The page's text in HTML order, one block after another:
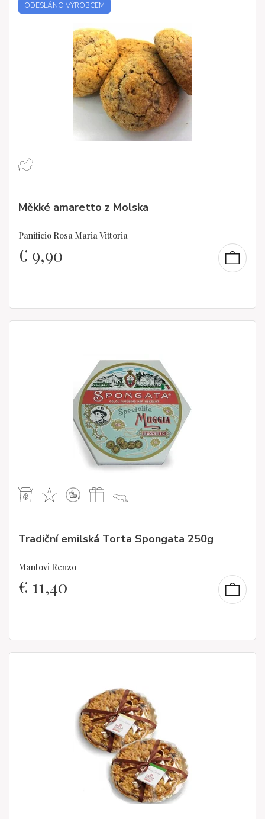
ODESLÁNO VÝROBCEM
Měkké amaretto z Molska
Panificio Rosa Maria Vittoria
€ 9,90
Tradiční emilská Torta Spongata 250g
Mantovi Renzo
€ 11,40